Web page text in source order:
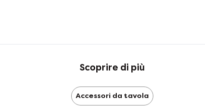
Scoprire di più
Accessori da tavola